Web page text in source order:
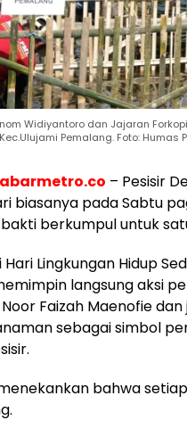
Widiyantoro dan Jajaran
Pemalang. Foto: Humas
– Pesisir
biasanya pada Sabtu
berkumpul untuk
Lingkungan Hidup
langsung aksi
Noor Faizah Maenofie
sebagai simbol
bahwa